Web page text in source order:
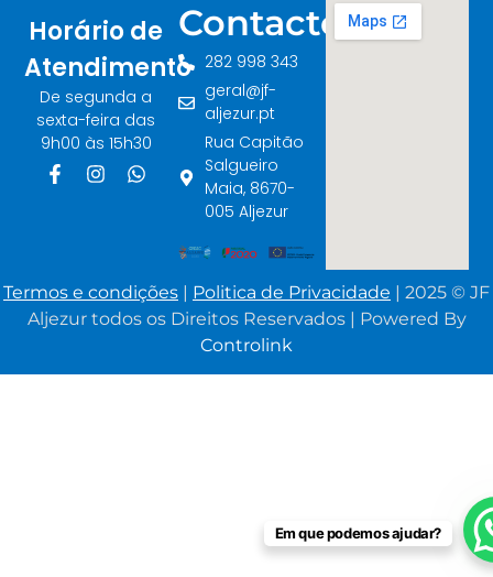
Horário de
Atendimento
De segunda a
sexta-feira das
9h00 às 15h30
Contactos
282 998 343
geral@jf-
aljezur.pt
Rua Capitão
Salgueiro
Maia, 8670-
005 Aljezur
Termos e condições | Politica de Privacidade | 2025 © JF
Aljezur todos os Direitos Reservados | Powered By
Controlink
Em que podemos ajudar?